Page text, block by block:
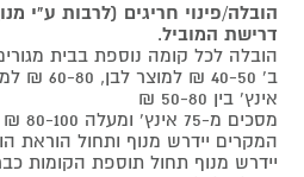
הובלה/פינוי חריגים (לרבות ע"י
דרישת המוביל.
הובלה לכל קומה נוספת בבית
אינץ' בין 50-80 ₪
מסכים
המקרים יידרש מנוף ותחול הוראת
יידרש מנוף תחול תוספת הקומות